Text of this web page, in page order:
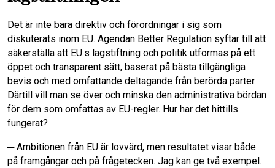
Det är inte bara direktiv och förordningar i sig som
diskuterats inom EU. Agendan Better Regulation syftar till att
säkerställa att EU:s lagstiftning och politik utformas på ett
öppet och transparent sätt, baserat på bästa tillgängliga
bevis och med omfattande deltagande från berörda parter.
Därtill vill man se över och minska den administrativa bördan
för dem som omfattas av EU-regler. Hur har det hittills
fungerat?
─ Ambitionen från EU är lovvärd, men resultatet visar både
på framgångar och på frågetecken. Jag kan ge två exempel.